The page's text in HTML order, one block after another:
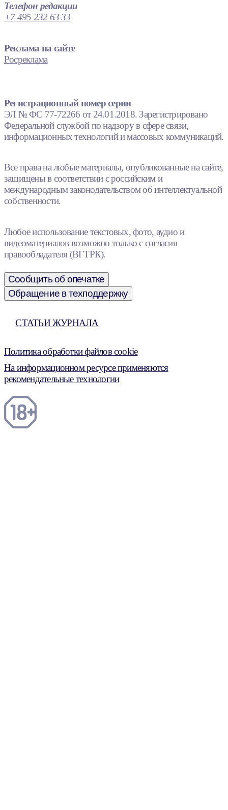
Телефон редакции
+7 495 232 63 33
Реклама на сайте
Росреклама
Регистрационный номер серии
ЭЛ № ФС 77-72266 от 24.01.2018. Зарегистрировано
Федеральной службой по надзору в сфере связи,
информационных технологий и массовых коммуникаций.
Все права на любые материалы, опубликованные на сайте,
защищены в соответствии с российским и
международным законодательством об интеллектуальной
собственности.
Любое использование текстовых, фото, аудио и
видеоматериалов возможно только с согласия
правообладателя (ВГТРК).
Сообщить об опечатке
Обращение в техподдержку
СТАТЬИ ЖУРНАЛА
Политика обработки файлов cookie
На информационном ресурсе применяются
рекомендательные технологии